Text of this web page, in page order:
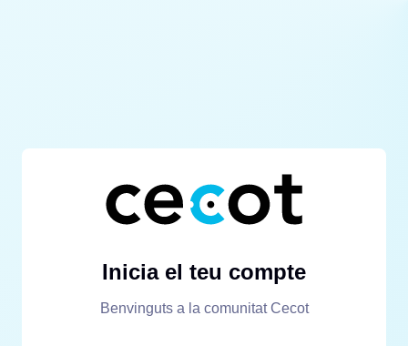
Inicia el teu compte
Benvinguts a la comunitat Cecot